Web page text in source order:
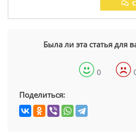
Была ли эта статья для
0
Поделиться: